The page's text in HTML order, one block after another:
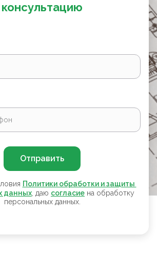
консультацию
Отправить
Политики обработки и защиты
данных , даю согласие на обработку
персональных данных.